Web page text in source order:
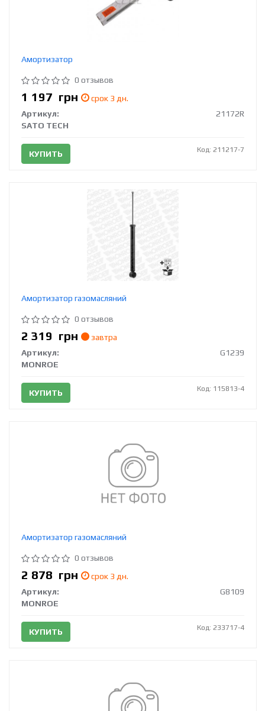
Амортизатор
0 отзывов
1 197 грн
срок 3 дн.
Артикул:
21172R
SATO TECH
КУПИТЬ Код: 211217-7
Амортизатор газомасляний
0 отзывов
2 319 грн
завтра
Артикул:
G1239
MONROE
КУПИТЬ Код: 115813-4
Амортизатор газомасляний
0 отзывов
2 878 грн
срок 3 дн.
Артикул:
G8109
MONROE
КУПИТЬ Код: 233717-4